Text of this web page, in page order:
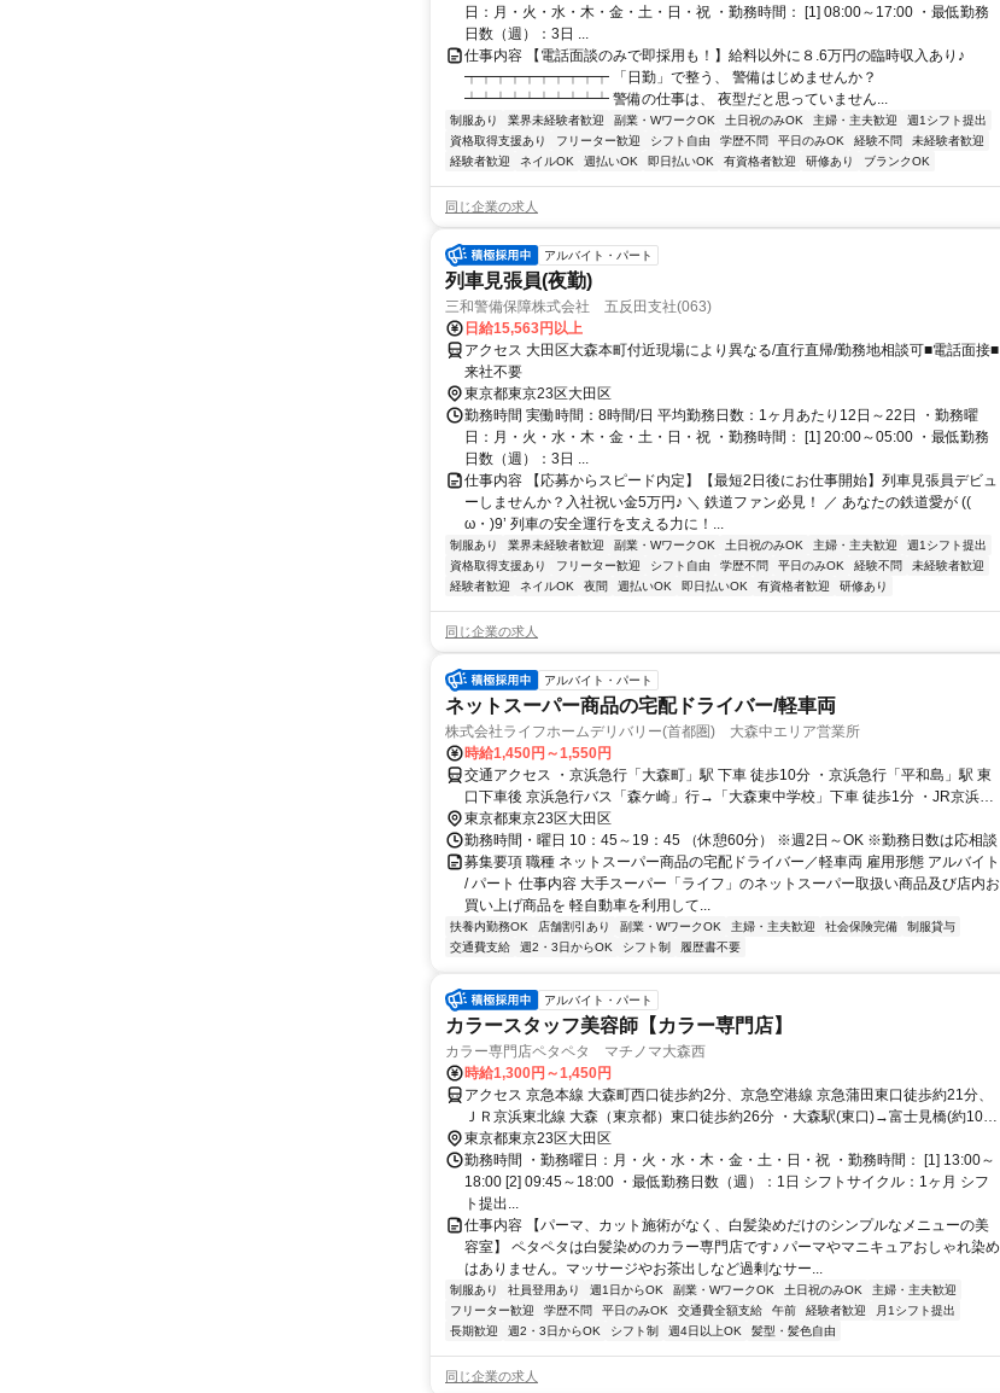
日：月・火・水・木・金・土・日・祝 ・勤務時間： [1] 08:00～17:00 ・最低勤務
日数（週）：3日 ...
仕事内容 【電話面談のみで即採用も！】給料以外に８.6万円の臨時収入あり♪
┯┯┯┯┯┯┯┯┯┯ 「日勤」で整う、 警備はじめませんか？
┷┷┷┷┷┷┷┷┷┷ 警備の仕事は、 夜型だと思っていません...
制服あり 業界未経験者歓迎 副業・WワークOK 土日祝のみOK 主婦・主夫歓迎
週1シフト提出
資格取得支援あり
フリーター歓迎 シフト自由 学歴不問 平日のみOK 経験不問
未経験者歓迎
経験者歓迎
ネイルOK 週払いOK 即日払いOK 有資格者歓迎 研修あり ブランクOK
同じ企業の求人
アルバイト・パート
列車見張員(夜勤)
三和警備保障株式会社 五反田支社(063)
日給15,563円以上
アクセス 大田区大森本町付近現場により異なる/直行直帰/勤務地相談可■電話面接■
来社不要
東京都東京23区大田区
勤務時間 実働時間：8時間/日 平均勤務日数：1ヶ月あたり12日～22日 ・勤務曜
日：月・火・水・木・金・土・日・祝 ・勤務時間： [1] 20:00～05:00 ・最低勤務
日数（週）：3日 ...
仕事内容 【応募からスピード内定】【最短2日後にお仕事開始】列車見張員デビュ
ーしませんか？入社祝い金5万円♪ ＼ 鉄道ファン必見！ ／ あなたの鉄道愛が ((ゝ
ω・)9’ 列車の安全運行を支える力に！...
制服あり 業界未経験者歓迎 副業・WワークOK 土日祝のみOK 主婦・主夫歓迎
週1シフト提出
資格取得支援あり
フリーター歓迎 シフト自由 学歴不問 平日のみOK 経験不問
未経験者歓迎
経験者歓迎
ネイルOK 夜間 週払いOK 即日払いOK 有資格者歓迎 研修あり
同じ企業の求人
アルバイト・パート
ネットスーパー商品の宅配ドライバー/軽車両
株式会社ライフホームデリバリー(首都圏) 大森中エリア営業所
時給1,450円～1,550円
交通アクセス ・京浜急行「大森町」駅 下車 徒歩10分 ・京浜急行「平和島」駅 東
口下車後 京浜急行バス「森ケ崎」行→「大森東中学校」下車 徒歩1分 ・JR京浜東
北線「大森」駅 東口下車後 京浜急行バス「森ケ崎」行→「大森東中学校」下車 徒
歩1分
東京都東京23区大田区
勤務時間・曜日 10：45～19：45 （休憩60分） ※週2日～OK ※勤務日数は応相談
募集要項 職種 ネットスーパー商品の宅配ドライバー／軽車両 雇用形態 アルバイト
/ パート 仕事内容 大手スーパー「ライフ」のネットスーパー取扱い商品及び店内お
買い上げ商品を 軽自動車を利用して...
扶養内勤務OK 店舗割引あり 副業・WワークOK 主婦・主夫歓迎 社会保険完備
制服貸与
交通費支給
週2・3日からOK シフト制 履歴書不要
アルバイト・パート
カラースタッフ美容師【カラー専門店】
カラー専門店ペタペタ マチノマ大森西
時給1,300円～1,450円
アクセス 京急本線 大森町西口徒歩約2分、京急空港線 京急蒲田東口徒歩約21分、
ＪＲ京浜東北線 大森（東京都）東口徒歩約26分 ・大森駅(東口)→富士見橋(約10分)
・蒲田駅(東口)→富士見橋(約6分)
東京都東京23区大田区
勤務時間 ・勤務曜日：月・火・水・木・金・土・日・祝 ・勤務時間： [1] 13:00～
18:00 [2] 09:45～18:00 ・最低勤務日数（週）：1日 シフトサイクル：1ヶ月 シフ
ト提出...
仕事内容 【パーマ、カット施術がなく、白髪染めだけのシンプルなメニューの美
容室】 ペタペタは白髪染めのカラー専門店です♪ パーマやマニキュアおしゃれ染め
はありません。マッサージやお茶出しなど過剰なサー...
制服あり 社員登用あり 週1日からOK 副業・WワークOK 土日祝のみOK
主婦・主夫歓迎
フリーター歓迎
学歴不問 平日のみOK 交通費全額支給 午前 経験者歓迎
月1シフト提出
長期歓迎
週2・3日からOK シフト制 週4日以上OK 髪型・髪色自由
同じ企業の求人